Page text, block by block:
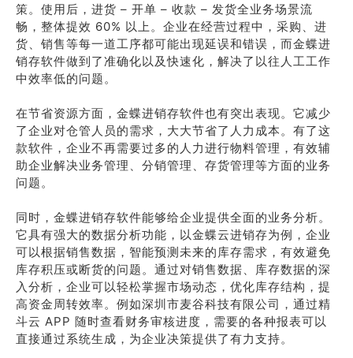
策。使用后，进货 – 开单 – 收款 – 发货全业务场景流
畅，整体提效 60% 以上。企业在经营过程中，采购、进
货、销售等每一道工序都可能出现延误和错误，而金蝶进
销存软件做到了准确化以及快速化，解决了以往人工工作
中效率低的问题。
在节省资源方面，金蝶进销存软件也有突出表现。它减少
了企业对仓管人员的需求，大大节省了人力成本。有了这
款软件，企业不再需要过多的人力进行物料管理，有效辅
助企业解决业务管理、分销管理、存货管理等方面的业务
问题。
同时，金蝶进销存软件能够给企业提供全面的业务分析。
它具有强大的数据分析功能，以金蝶云进销存为例，企业
可以根据销售数据，智能预测未来的库存需求，有效避免
库存积压或断货的问题。通过对销售数据、库存数据的深
入分析，企业可以轻松掌握市场动态，优化库存结构，提
高资金周转效率。例如深圳市麦谷科技有限公司，通过精
斗云 APP 随时查看财务审核进度，需要的各种报表可以
直接通过系统生成，为企业决策提供了有力支持。